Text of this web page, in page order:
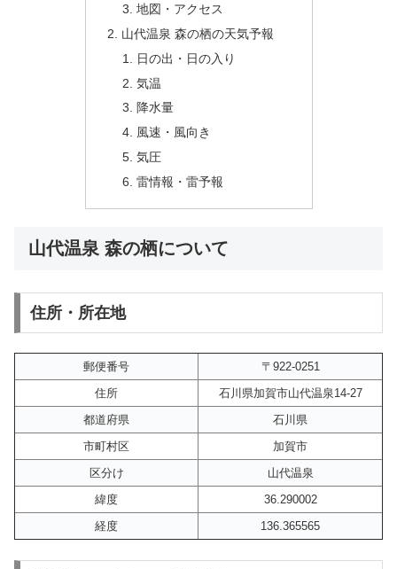
地図・アクセス
山代温泉 森の栖の天気予報
日の出・日の入り
気温
降水量
風速・風向き
気圧
雷情報・雷予報
山代温泉 森の栖について
住所・所在地
郵便番号
〒922-0251
住所
石川県加賀市山代温泉14-27
都道府県
石川県
市町村区
加賀市
区分け
山代温泉
緯度
36.290002
経度
136.365565